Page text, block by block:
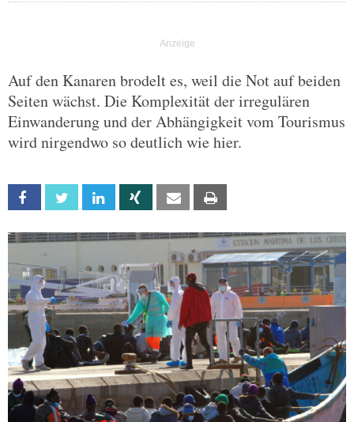
Auf den Kanaren brodelt es, weil die Not auf beiden
Seiten wächst. Die Komplexität der irregulären
Einwanderung und der Abhängigkeit vom Tourismus
wird nirgendwo so deutlich wie hier.
Facebook Twitter Linkedin Xing Email